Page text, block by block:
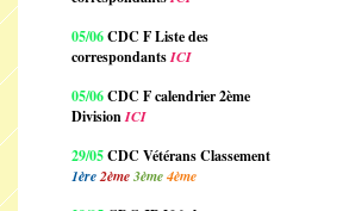
05/06CDC F Liste des
correspondantsICI
05/06CDC F calendrier 2ème
DivisionICI
29/05CDC Vétérans Classement
1ère2ème3ème4ème